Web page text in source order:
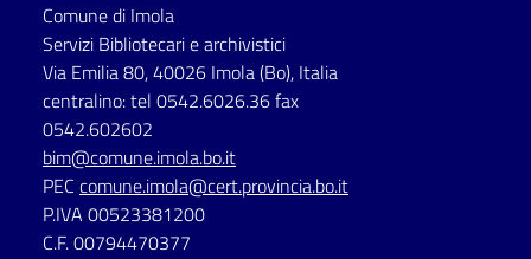
Comune di Imola
Servizi Bibliotecari e archivistici
Via Emilia 80, 40026 Imola (Bo), Italia
centralino: tel 0542.6026.36 fax
0542.602602
bim@comune.imola.bo.it
PEC comune.imola@cert.provincia.bo.it
P.IVA 00523381200
C.F. 00794470377